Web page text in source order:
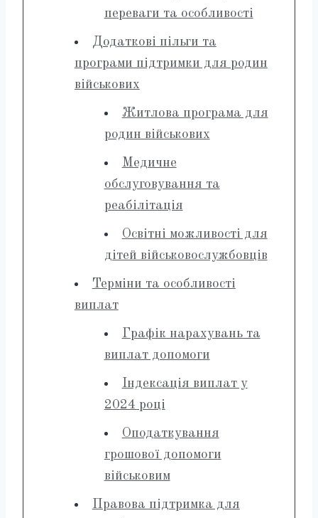
переваги та особливості
Додаткові пільги та
програми підтримки для родин
військових
Житлова програма для
родин військових
Медичне
обслуговування та
реабілітація
Освітні можливості для
дітей військовослужбовців
Терміни та особливості
виплат
Графік нарахувань та
виплат допомоги
Індексація виплат у
2024 році
Оподаткування
грошової допомоги
військовим
Правова підтримка для